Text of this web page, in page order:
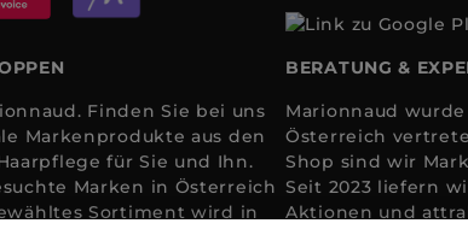
Finden Sie bei uns
Markenprodukte aus den
für Sie und Ihn.
Marken in Österreich
Sortiment wird in
BERATUNG &
Marionnaud
Österreich
Shop sind wir
Seit 2023 liefern
Aktionen und